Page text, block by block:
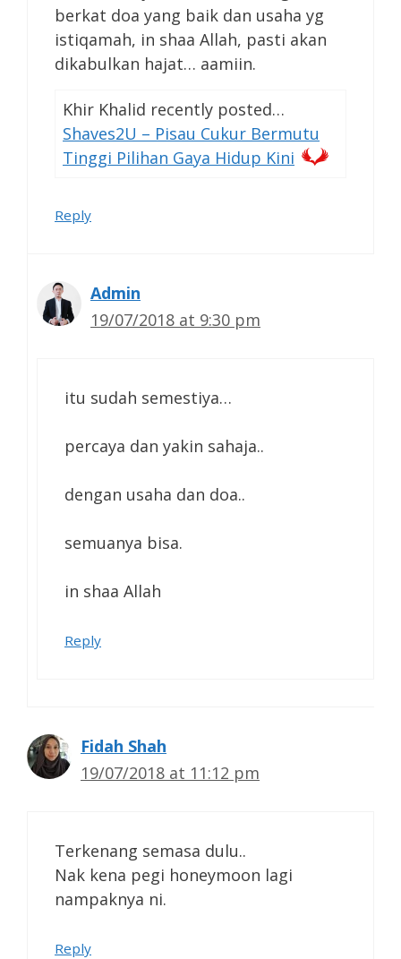
berkat doa yang baik dan usaha yg
istiqamah, in shaa Allah, pasti akan
dikabulkan hajat… aamiin.
Khir Khalid recently posted…
Shaves2U – Pisau Cukur Bermutu
Tinggi Pilihan Gaya Hidup Kini
Reply
Admin
19/07/2018 at 9:30 pm
itu sudah semestiya…
percaya dan yakin sahaja..
dengan usaha dan doa..
semuanya bisa.
in shaa Allah
Reply
Fidah Shah
19/07/2018 at 11:12 pm
Terkenang semasa dulu..
Nak kena pegi honeymoon lagi
nampaknya ni.
Reply